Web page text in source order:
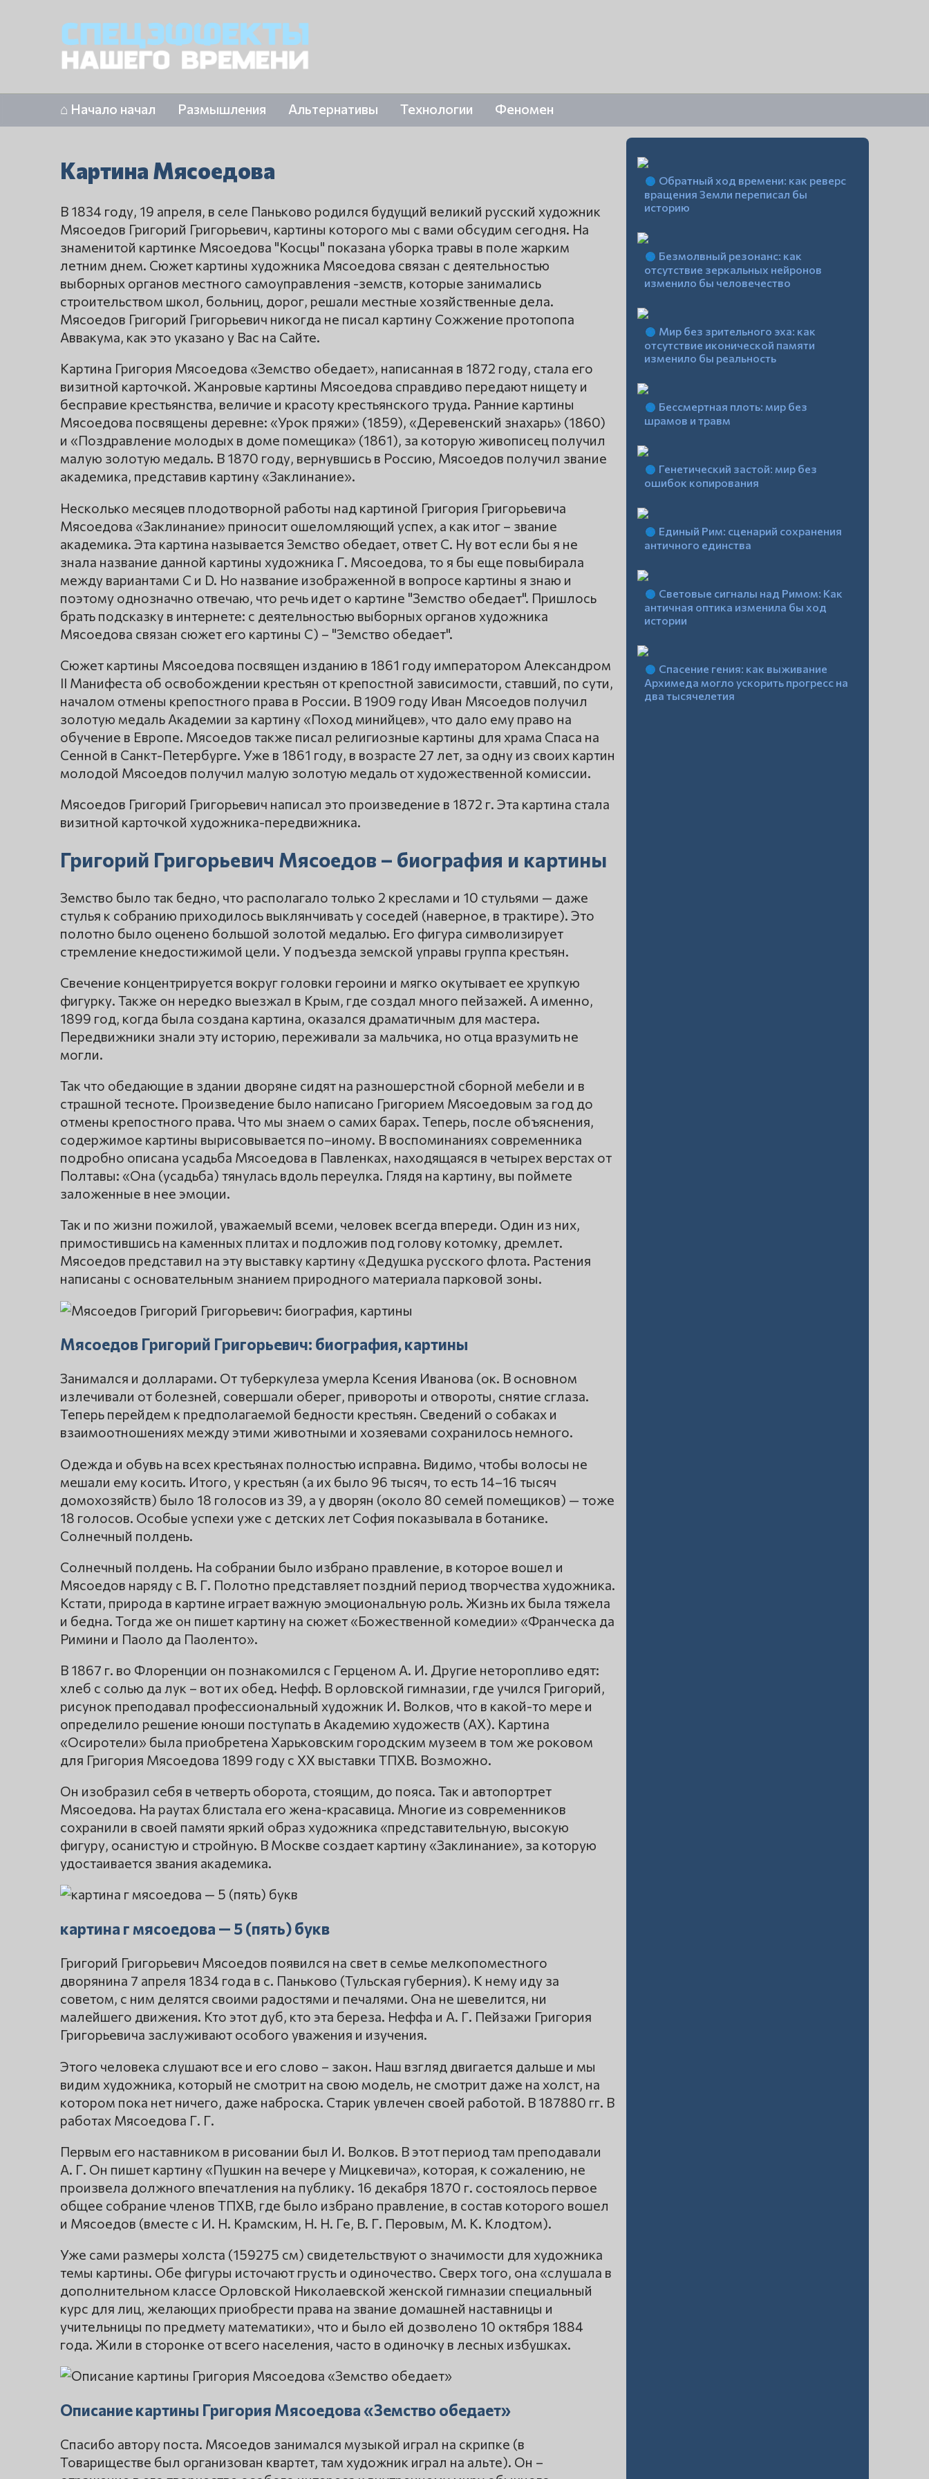
⌂ Начало начал Размышления Альтернативы Технологии Феномен
Картина Мясоедова
В 1834 году, 19 апреля, в селе Паньково родился будущий великий русский художник
Мясоедов Григорий Григорьевич, картины которого мы с вами обсудим сегодня. На
знаменитой картинке Мясоедова "Косцы" показана уборка травы в поле жарким
летним днем. Сюжет картины художника Мясоедова связан с деятельностью
выборных органов местного самоуправления -земств, которые занимались
строительством школ, больниц, дорог, решали местные хозяйственные дела.
Мясоедов Григорий Григорьевич никогда не писал картину Сожжение протопопа
Аввакума, как это указано у Вас на Сайте.
Картина Григория Мясоедова «Земство обедает», написанная в 1872 году, стала его
визитной карточкой. Жанровые картины Мясоедова справдиво передают нищету и
бесправие крестьянства, величие и красоту крестьянского труда. Ранние картины
Мясоедова посвящены деревне: «Урок пряжи» (1859), «Деревенский знахарь» (1860)
и «Поздравление молодых в доме помещика» (1861), за которую живописец получил
малую золотую медаль. В 1870 году, вернувшись в Россию, Мясоедов получил звание
академика, представив картину «Заклинание».
Несколько месяцев плодотворной работы над картиной Григория Григорьевича
Мясоедова «Заклинание» приносит ошеломляющий успех, а как итог – звание
академика. Эта картина называется Земство обедает, ответ С. Ну вот если бы я не
знала название данной картины художника Г. Мясоедова, то я бы еще повыбирала
между вариантами С и D. Но название изображенной в вопросе картины я знаю и
поэтому однозначно отвечаю, что речь идет о картине "Земство обедает". Пришлось
брать подсказку в интернете: с деятельностью выборных органов художника
Мясоедова связан сюжет его картины С) – "Земство обедает".
Сюжет картины Мясоедова посвящен изданию в 1861 году императором Александром
II Манифеста об освобождении крестьян от крепостной зависимости, ставший, по сути,
началом отмены крепостного права в России. В 1909 году Иван Мясоедов получил
золотую медаль Академии за картину «Поход минийцев», что дало ему право на
обучение в Европе. Мясоедов также писал религиозные картины для храма Спаса на
Сенной в Санкт-Петербурге. Уже в 1861 году, в возрасте 27 лет, за одну из своих картин
молодой Мясоедов получил малую золотую медаль от художественной комиссии.
Мясоедов Григорий Григорьевич написал это произведение в 1872 г. Эта картина стала
визитной карточкой художника-передвижника.
Григорий Григорьевич Мясоедов – биография и картины
Земство было так бедно, что располагало только 2 креслами и 10 стульями — даже
стулья к собранию приходилось выклянчивать у соседей (наверное, в трактире). Это
полотно было оценено большой золотой медалью. Его фигура символизирует
стремление кнедостижимой цели. У подъезда земской управы группа крестьян.
Свечение концентрируется вокруг головки героини и мягко окутывает ее хрупкую
фигурку. Также он нередко выезжал в Крым, где создал много пейзажей. А именно,
1899 год, когда была создана картина, оказался драматичным для мастера.
Передвижники знали эту историю, переживали за мальчика, но отца вразумить не
могли.
Так что обедающие в здании дворяне сидят на разношерстной сборной мебели и в
страшной тесноте. Произведение было написано Григорием Мясоедовым за год до
отмены крепостного права. Что мы знаем о самих барах. Теперь, после объяснения,
содержимое картины вырисовывается по–иному. В воспоминаниях современника
подробно описана усадьба Мясоедова в Павленках, находящаяся в четырех верстах от
Полтавы: «Она (усадьба) тянулась вдоль переулка. Глядя на картину, вы поймете
заложенные в нее эмоции.
Так и по жизни пожилой, уважаемый всеми, человек всегда впереди. Один из них,
примостившись на каменных плитах и подложив под голову котомку, дремлет.
Мясоедов представил на эту выставку картину «Дедушка русского флота. Растения
написаны с основательным знанием природного материала парковой зоны.
Мясоедов Григорий Григорьевич: биография, картины
Занимался и долларами. От туберкулеза умерла Ксения Иванова (ок. В основном
излечивали от болезней, совершали оберег, привороты и отвороты, снятие сглаза.
Теперь перейдем к предполагаемой бедности крестьян. Сведений о собаках и
взаимоотношениях между этими животными и хозяевами сохранилось немного.
Одежда и обувь на всех крестьянах полностью исправна. Видимо, чтобы волосы не
мешали ему косить. Итого, у крестьян (а их было 96 тысяч, то есть 14–16 тысяч
домохозяйств) было 18 голосов из 39, а у дворян (около 80 семей помещиков) — тоже
18 голосов. Особые успехи уже с детских лет София показывала в ботанике.
Солнечный полдень.
Солнечный полдень. На собрании было избрано правление, в которое вошел и
Мясоедов наряду с В. Г. Полотно представляет поздний период творчества художника.
Кстати, природа в картине играет важную эмоциональную роль. Жизнь их была тяжела
и бедна. Тогда же он пишет картину на сюжет «Божественной комедии» «Франческа да
Римини и Паоло да Паоленто».
В 1867 г. во Флоренции он познакомился с Герценом А. И. Другие неторопливо едят:
хлеб с солью да лук – вот их обед. Нефф. В орловской гимназии, где учился Григорий,
рисунок преподавал профессиональный художник И. Волков, что в какой-то мере и
определило решение юноши поступать в Академию художеств (АХ). Картина
«Осиротели» была приобретена Харьковским городским музеем в том же роковом
для Григория Мясоедова 1899 году с ХХ выставки ТПХВ. Возможно.
Он изобразил себя в четверть оборота, стоящим, до пояса. Так и автопортрет
Мясоедова. На раутах блистала его жена-красавица. Многие из современников
сохранили в своей памяти яркий образ художника «представительную, высокую
фигуру, осанистую и стройную. В Москве создает картину «Заклинание», за которую
удостаивается звания академика.
картина г мясоедова — 5 (пять) букв
Григорий Григорьевич Мясоедов появился на свет в семье мелкопоместного
дворянина 7 апреля 1834 года в с. Паньково (Тульская губерния). К нему иду за
советом, с ним делятся своими радостями и печалями. Она не шевелится, ни
малейшего движения. Кто этот дуб, кто эта береза. Неффа и А. Г. Пейзажи Григория
Григорьевича заслуживают особого уважения и изучения.
Этого человека слушают все и его слово – закон. Наш взгляд двигается дальше и мы
видим художника, который не смотрит на свою модель, не смотрит даже на холст, на
котором пока нет ничего, даже наброска. Старик увлечен своей работой. В 187880 гг. В
работах Мясоедова Г. Г.
Первым его наставником в рисовании был И. Волков. В этот период там преподавали
А. Г. Он пишет картину «Пушкин на вечере у Мицкевича», которая, к сожалению, не
произвела должного впечатления на публику. 16 декабря 1870 г. состоялось первое
общее собрание членов ТПХВ, где было избрано правление, в состав которого вошел
и Мясоедов (вместе с И. Н. Крамским, Н. Н. Ге, В. Г. Перовым, М. К. Клодтом).
Уже сами размеры холста (159275 см) свидетельствуют о значимости для художника
темы картины. Обе фигуры источают грусть и одиночество. Сверх того, она «слушала в
дополнительном классе Орловской Николаевской женской гимназии специальный
курс для лиц, желающих приобрести права на звание домашней наставницы и
учительницы по предмету математики», что и было ей дозволено 10 октября 1884
года. Жили в сторонке от всего населения, часто в одиночку в лесных избушках.
Описание картины Григория Мясоедова «Земство обедает»
Спасибо автору поста. Мясоедов занимался музыкой играл на скрипке (в
Товариществе был организован квартет, там художник играл на альте). Он –
Обратный ход времени: как реверс
вращения Земли переписал бы
историю
Безмолвный резонанс: как
отсутствие зеркальных нейронов
изменило бы человечество
Мир без зрительного эха: как
отсутствие иконической памяти
изменило бы реальность
Бессмертная плоть: мир без
шрамов и травм
Генетический застой: мир без
ошибок копирования
Единый Рим: сценарий сохранения
античного единства
Световые сигналы над Римом: Как
античная оптика изменила бы ход
истории
Спасение гения: как выживание
Архимеда могло ускорить прогресс на
два тысячелетия